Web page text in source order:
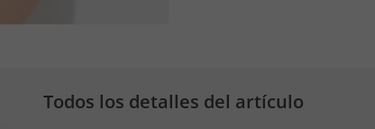
Todos los detalles del artículo